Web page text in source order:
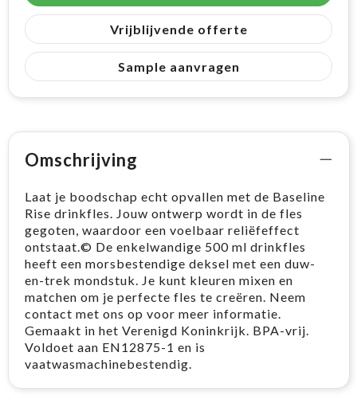
Vrijblijvende offerte
Sample aanvragen
Omschrijving
Laat je boodschap echt opvallen met de Baseline
Rise drinkfles. Jouw ontwerp wordt in de fles
gegoten, waardoor een voelbaar reliëfeffect
ontstaat.© De enkelwandige 500 ml drinkfles
heeft een morsbestendige deksel met een duw-
en-trek mondstuk. Je kunt kleuren mixen en
matchen om je perfecte fles te creëren. Neem
contact met ons op voor meer informatie.
Gemaakt in het Verenigd Koninkrijk. BPA-vrij.
Voldoet aan EN12875-1 en is
vaatwasmachinebestendig.